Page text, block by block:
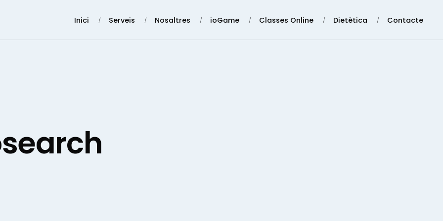
Inici Serveis Nosaltres ioGame Classes Online Dietètica Contacte